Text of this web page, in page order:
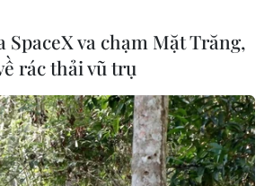
SpaceX va chạm Mặt Trăng,
rác thải vũ trụ